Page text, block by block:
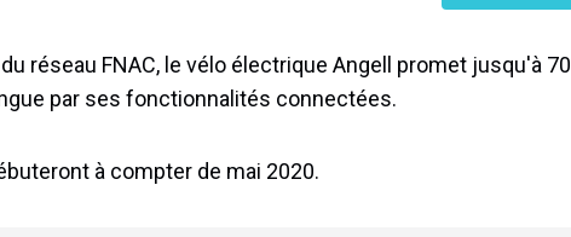
réseau FNAC, le vélo électrique Angell promet jusqu'à 70
par ses fonctionnalités connectées.
à compter de mai 2020.